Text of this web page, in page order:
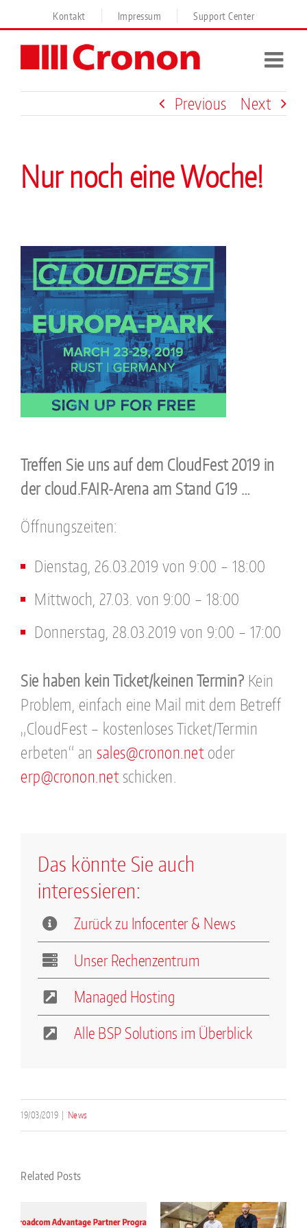
to
Kontakt Impressum Support Center
Previous Next
Nur noch eine Woche!
Treffen Sie uns auf dem CloudFest 2019 in
der cloud.FAIR-Arena am Stand G19 …
Öffnungszeiten:
Dienstag, 26.03.2019 von 9:00 – 18:00
Mittwoch, 27.03. von 9:00 – 18:00
Donnerstag, 28.03.2019 von 9:00 – 17:00
Sie haben kein Ticket/keinen Termin? Kein
Problem, einfach eine Mail mit dem Betreff
„CloudFest – kostenloses Ticket/Termin
erbeten“ an sales@cronon.net oder
erp@cronon.net schicken.
Das könnte Sie auch
interessieren:
Zurück zu Infocenter & News
Unser Rechenzentrum
Managed Hosting
Alle BSP Solutions im Überblick
19/03/2019 News
Related Posts